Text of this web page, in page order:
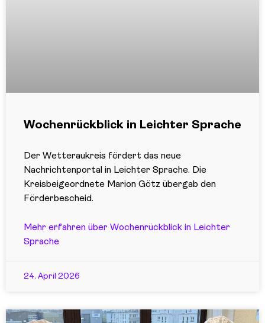
Wochenrückblick in Leichter Sprache
Der Wetteraukreis fördert das neue
Nachrichtenportal in Leichter Sprache. Die
Kreisbeigeordnete Marion Götz übergab den
Förderbescheid.
Mehr erfahren über Wochenrückblick in Leichter
Sprache
24. April 2026